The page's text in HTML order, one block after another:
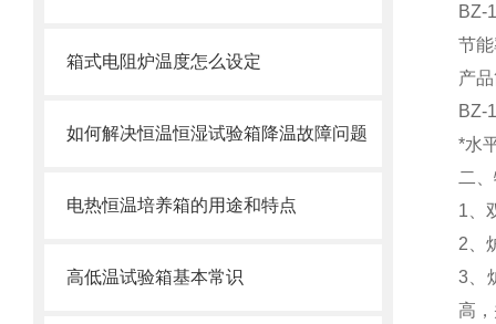
箱式电阻炉温度怎么设定
如何解决恒温恒湿试验箱降温故障问题
电热恒温培养箱的用途和特点
高低温试验箱基本常识
BZ-
节
产品
BZ-
*水
二、
1、
2、
3、
高